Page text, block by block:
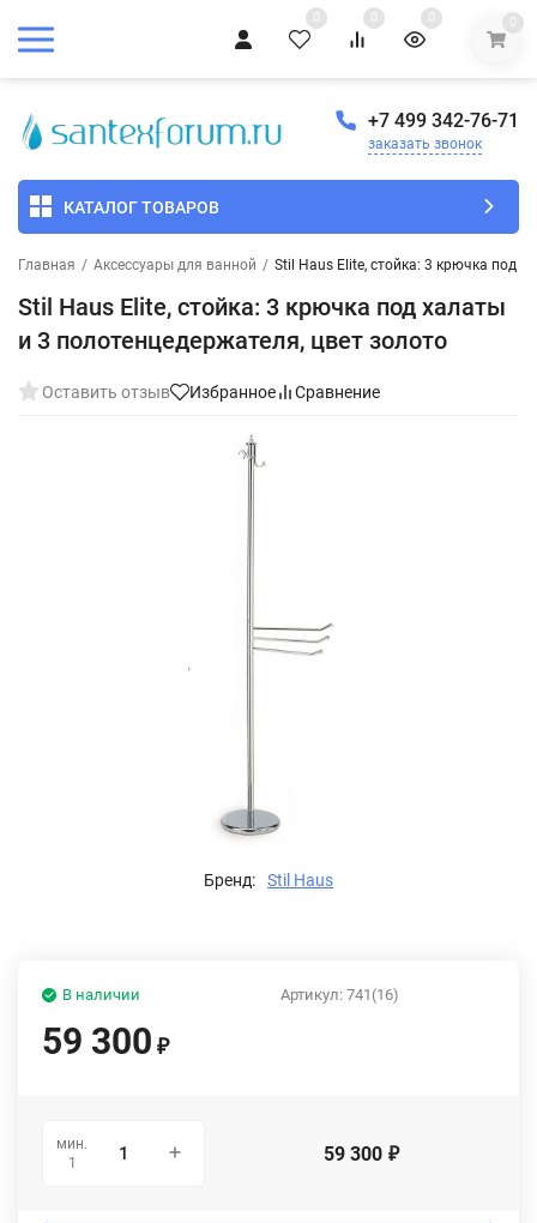
0 0 0 0
+7 499 342-76-71
заказать звонок
КАТАЛОГ ТОВАРОВ
Главная / Аксессуары для ванной / Stil Haus Elite, стойка: 3 крючка под
Stil Haus Elite, стойка: 3 крючка под халаты
и 3 полотенцедержателя, цвет золото
Оставить отзыв Избранное Сравнение
Бренд: Stil Haus
Артикул: 741(16)
В наличии
59 300 ₽
мин.
1
59 300 ₽